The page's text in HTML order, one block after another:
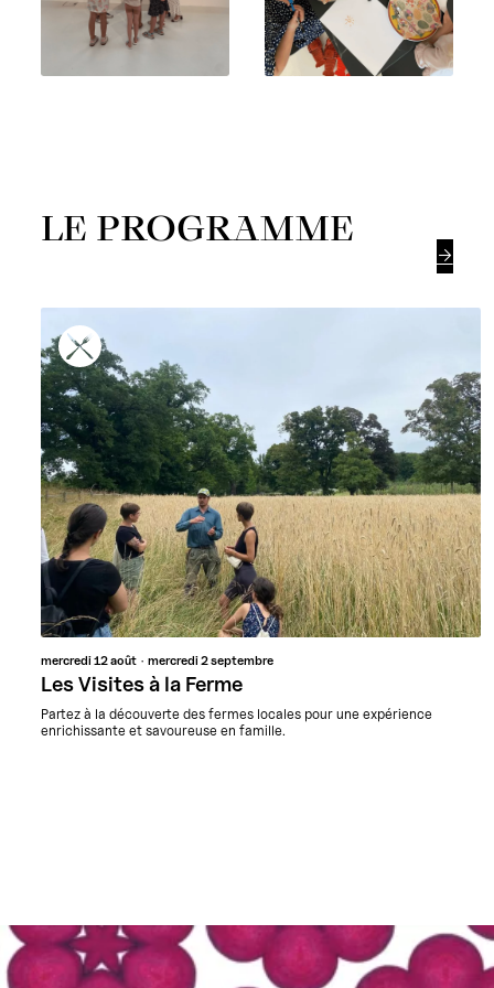
LE PROGRAMME

mercredi12 août mercredi2 septembre
Les Visites à la Ferme
Partez à la découverte des fermes locales pour une expérience
enrichissante et savoureuse en famille.